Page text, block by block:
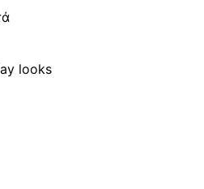
looks